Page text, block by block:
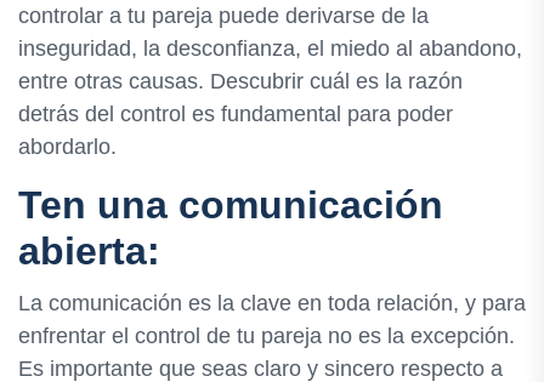
controlar a tu pareja puede derivarse de la
inseguridad, la desconfianza, el miedo al abandono,
entre otras causas. Descubrir cuál es la razón
detrás del control es fundamental para poder
abordarlo.
Ten una comunicación
abierta:
La comunicación es la clave en toda relación, y para
enfrentar el control de tu pareja no es la excepción.
Es importante que seas claro y sincero respecto a